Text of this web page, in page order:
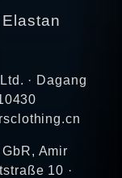
· Dagang
Amir
10 ·